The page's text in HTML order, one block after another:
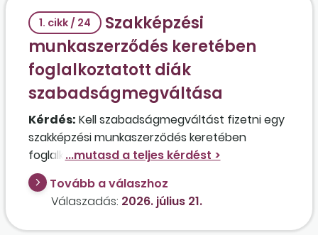
1. cikk / 24
Szakképzési
munkaszerződés keretében
foglalkoztatott diák
szabadságmegváltása
Kérdés: Kell szabadságmegváltást fizetni egy
szakképzési munkaszerződés keretében
foglalkoztatott diák számára, ha a
foglalkoztatója öt munkanap szabadságot nem
tudott kiadni a részére? Amennyiben igen,
akkor milyen közterheket kell megfizetni a
kifizetett juttatás után?
Tovább a válaszhoz
Válaszadás: 2026. július 21.